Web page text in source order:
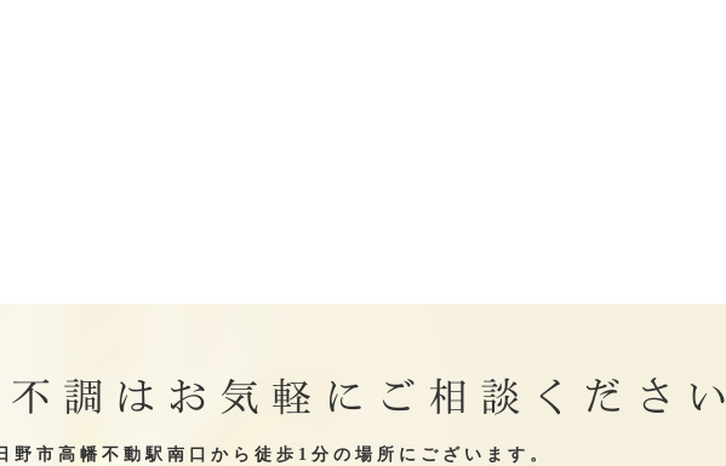
調はお気軽にご相談ください
野市高幡不動駅南口から徒歩1分の場所にございます。